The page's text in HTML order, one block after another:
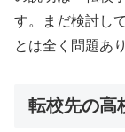
す。まだ検討し
とは全く問題あ
転校先の高